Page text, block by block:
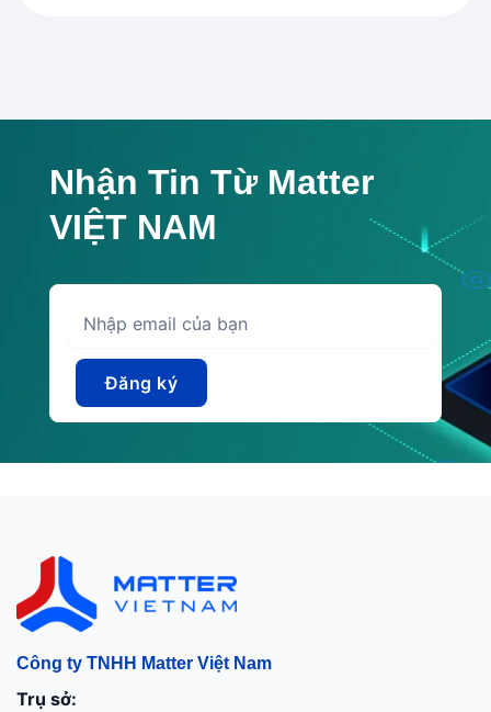
Nhận Tin Từ Matter
VIỆT NAM
Công ty TNHH Matter Việt Nam
Trụ sở: